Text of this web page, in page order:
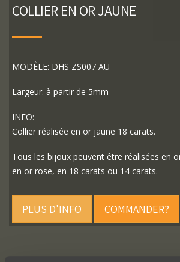
COLLIER EN OR JAUNE
MODÈLE: DHS ZS007 AU
Largeur: à partir de 5mm
INFO:
Collier réalisée en or jaune 18 carats.
Tous les bijoux peuvent être réalisées en
en or rose, en 18 carats ou 14 carats.
PLUS D'INFO COMMANDER?